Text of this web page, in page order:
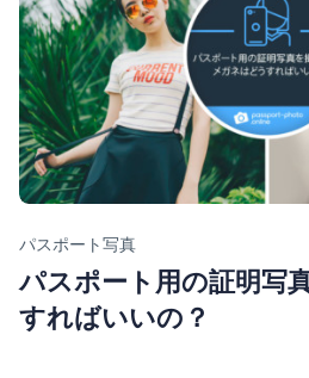
Category
パスポート写真
パスポート用の証明写
すればいいの？